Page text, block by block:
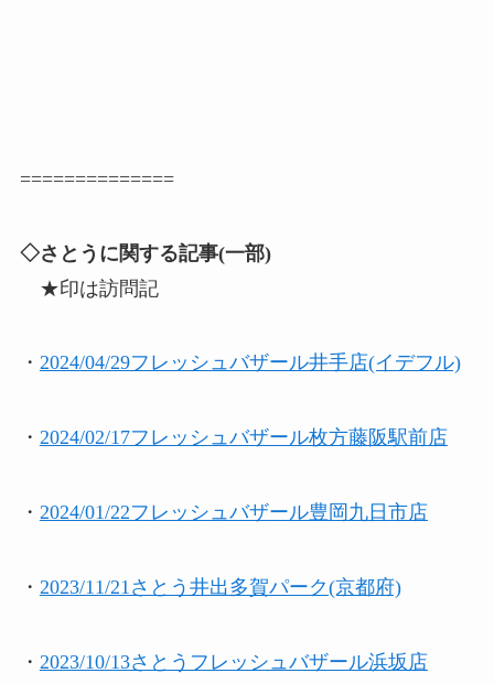
==============
◇さとうに関する記事(一部)
★印は訪問記
・ 2024/04/29フレッシュバザール井手店(イデフル)
・ 2024/02/17フレッシュバザール枚方藤阪駅前店
・ 2024/01/22フレッシュバザール豊岡九日市店
・ 2023/11/21さとう井出多賀パーク(京都府)
・ 2023/10/13さとうフレッシュバザール浜坂店